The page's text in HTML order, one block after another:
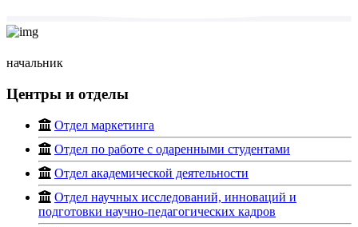
начальник
Центры и отделы
Отдел маркетинга
Отдел по работе с одаренными студентами
Отдел академической деятельности
Отдел научных исследований, инноваций и
подготовки научно-педагогических кадров